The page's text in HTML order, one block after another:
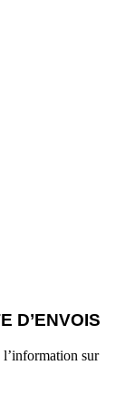
D’ENVOIS
sur